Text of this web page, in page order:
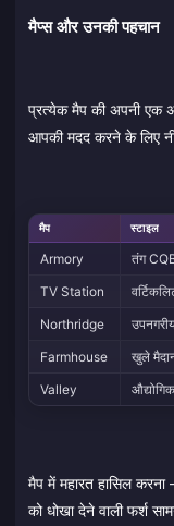
मैप्स और उनकी पहचान
प्रत्येक मैप की अपनी एक
आपकी मदद करने के लिए
मैप स्टाइल
Armory तंग
TV Station
Northridge
Farmhouse
खुले
Valley
मैप में महारत हासिल
को धोखा देने वाली फर्श